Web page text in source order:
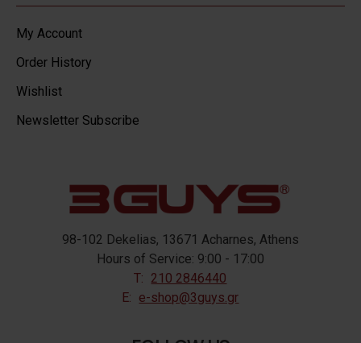
My Account
Order History
Wishlist
Newsletter Subscribe
98-102 Dekelias, 13671 Acharnes, Athens
Hours of Service: 9:00 - 17:00
T: 210 2846440
E: e-shop@3guys.gr